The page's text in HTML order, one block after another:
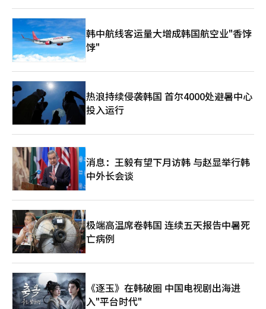
码为参观者提供定制化AI体验。展馆设计为分阶段体验客户信任、
定制体验、日常伴随和社会贡献。LG Uplus代表洪范植表
示，“我们开始了与AI呼叫代理一起的旅程，旨在重新定义语音通
信的标准，开启通信的未来。”※ 本报道经人工智能（AI）系统翻
译与编辑。
韩中航线客运量大增成韩国航空业"香饽
饽"
热浪持续侵袭韩国 首尔4000处避暑中心
投入运行
消息：王毅有望下月访韩 与赵显举行韩
中外长会谈
极端高温席卷韩国 连续五天报告中暑死
亡病例
《逐玉》在韩破圈 中国电视剧出海进
入"平台时代"